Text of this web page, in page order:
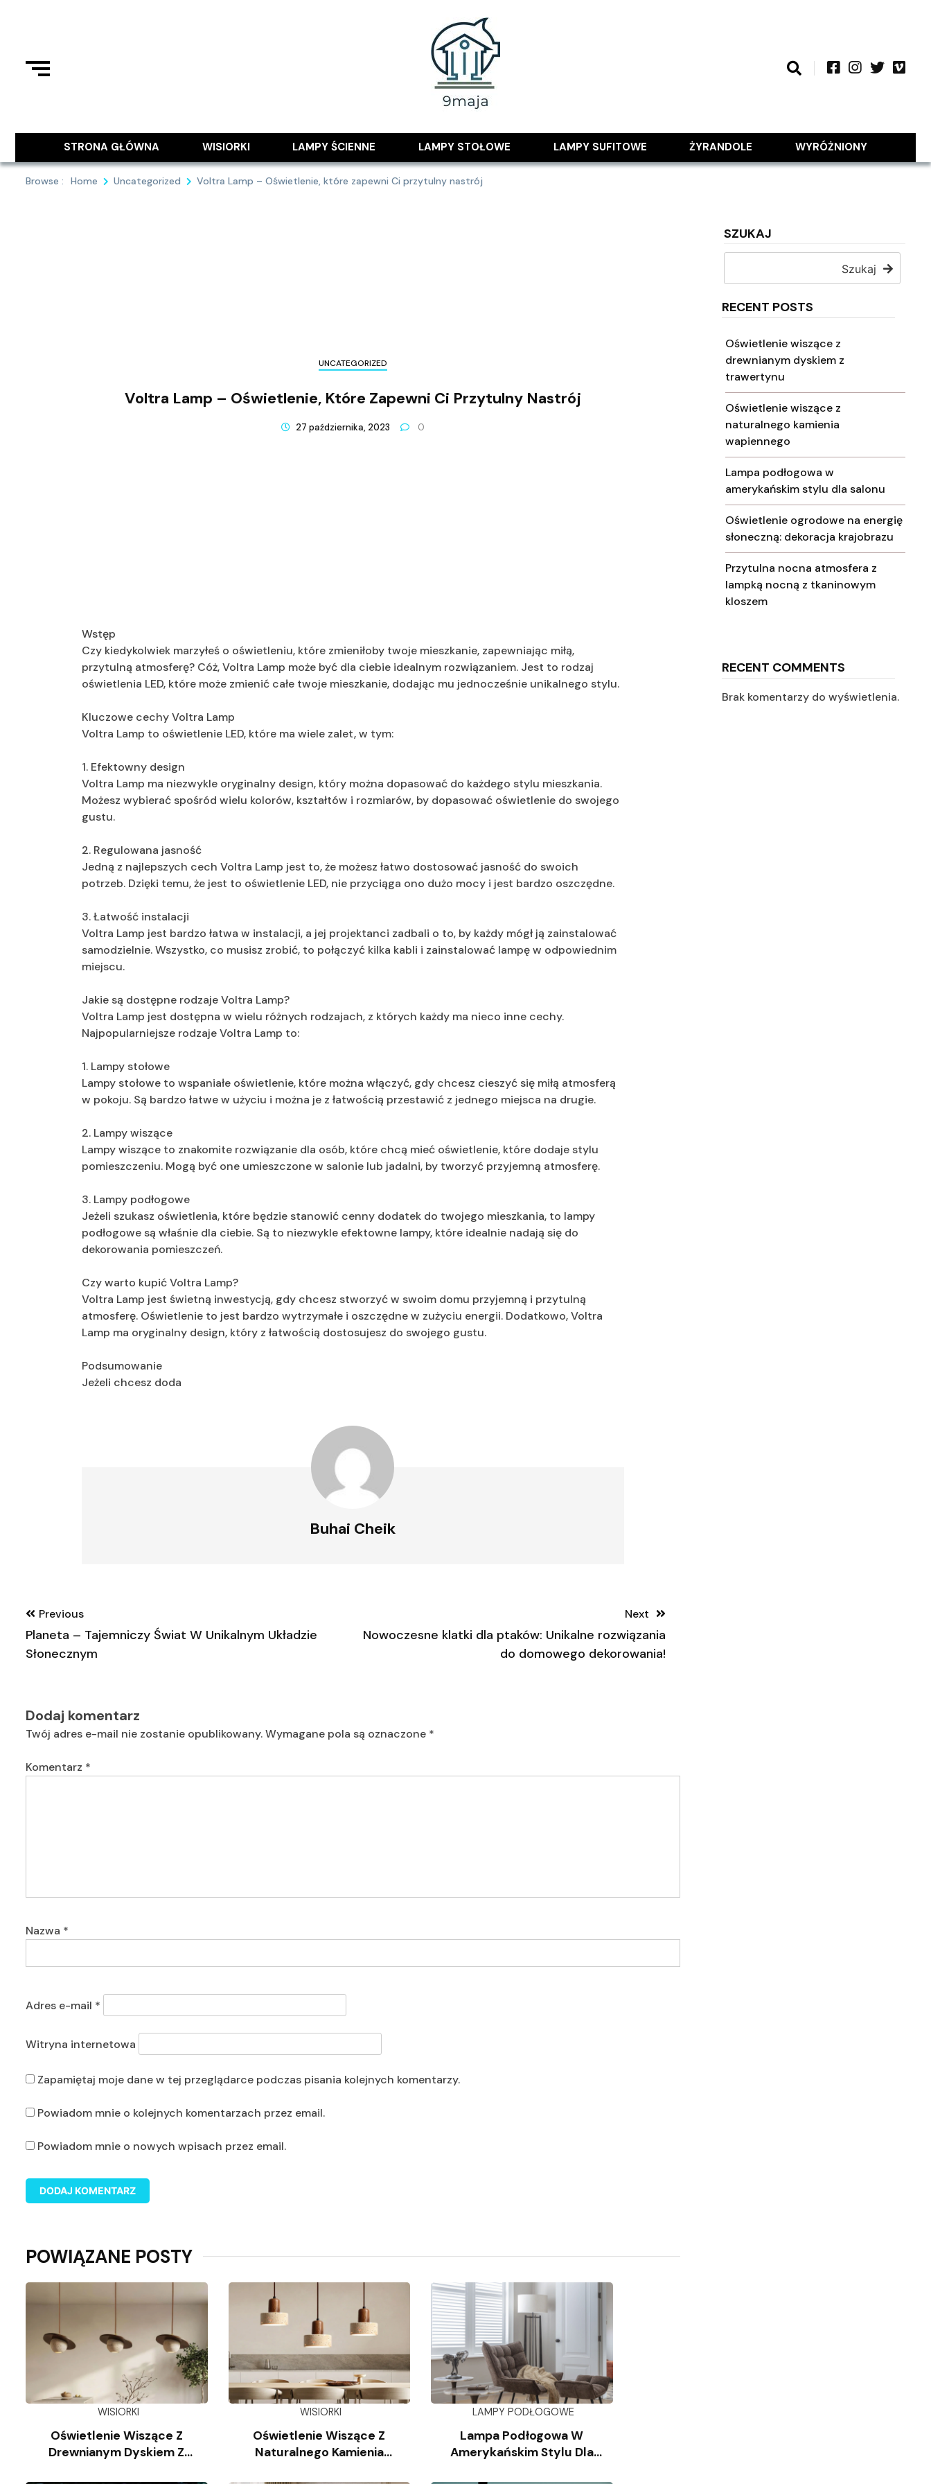
9MAJA
STRONA GŁÓWNA
WISIORKI LAMPY ŚCIENNE LAMPY STOŁOWE LAMPY SUFITOWE ŻYRANDOLE WYRÓŻNIONY
Browse : Home Uncategorized Voltra Lamp – Oświetlenie, które zapewni Ci przytulny nastrój
SZUKAJ
Szukaj
RECENT POSTS
Oświetlenie wiszące z
drewnianym dyskiem z
trawertynu
Oświetlenie wiszące z
naturalnego kamienia
wapiennego
Lampa podłogowa w
amerykańskim stylu dla salonu
Oświetlenie ogrodowe na energię
słoneczną: dekoracja krajobrazu
Przytulna nocna atmosfera z
lampką nocną z tkaninowym
kloszem
RECENT COMMENTS
Brak komentarzy do wyświetlenia.
UNCATEGORIZED
Voltra Lamp – Oświetlenie, Które Zapewni Ci Przytulny Nastrój
27 października, 2023 0
Wstęp
Czy kiedykolwiek marzyłeś o oświetleniu, które zmieniłoby twoje mieszkanie, zapewniając miłą,
przytulną atmosferę? Cóż, Voltra Lamp może być dla ciebie idealnym rozwiązaniem. Jest to rodzaj
oświetlenia LED, które może zmienić całe twoje mieszkanie, dodając mu jednocześnie unikalnego stylu.
Kluczowe cechy Voltra Lamp
Voltra Lamp to oświetlenie LED, które ma wiele zalet, w tym:
1. Efektowny design
Voltra Lamp ma niezwykle oryginalny design, który można dopasować do każdego stylu mieszkania.
Możesz wybierać spośród wielu kolorów, kształtów i rozmiarów, by dopasować oświetlenie do swojego
gustu.
2. Regulowana jasność
Jedną z najlepszych cech Voltra Lamp jest to, że możesz łatwo dostosować jasność do swoich
potrzeb. Dzięki temu, że jest to oświetlenie LED, nie przyciąga ono dużo mocy i jest bardzo oszczędne.
3. Łatwość instalacji
Voltra Lamp jest bardzo łatwa w instalacji, a jej projektanci zadbali o to, by każdy mógł ją zainstalować
samodzielnie. Wszystko, co musisz zrobić, to połączyć kilka kabli i zainstalować lampę w odpowiednim
miejscu.
Jakie są dostępne rodzaje Voltra Lamp?
Voltra Lamp jest dostępna w wielu różnych rodzajach, z których każdy ma nieco inne cechy.
Najpopularniejsze rodzaje Voltra Lamp to:
1. Lampy stołowe
Lampy stołowe to wspaniałe oświetlenie, które można włączyć, gdy chcesz cieszyć się miłą atmosferą
w pokoju. Są bardzo łatwe w użyciu i można je z łatwością przestawić z jednego miejsca na drugie.
2. Lampy wiszące
Lampy wiszące to znakomite rozwiązanie dla osób, które chcą mieć oświetlenie, które dodaje stylu
pomieszczeniu. Mogą być one umieszczone w salonie lub jadalni, by tworzyć przyjemną atmosferę.
3. Lampy podłogowe
Jeżeli szukasz oświetlenia, które będzie stanowić cenny dodatek do twojego mieszkania, to lampy
podłogowe są właśnie dla ciebie. Są to niezwykle efektowne lampy, które idealnie nadają się do
dekorowania pomieszczeń.
Czy warto kupić Voltra Lamp?
Voltra Lamp jest świetną inwestycją, gdy chcesz stworzyć w swoim domu przyjemną i przytulną
atmosferę. Oświetlenie to jest bardzo wytrzymałe i oszczędne w zużyciu energii. Dodatkowo, Voltra
Lamp ma oryginalny design, który z łatwością dostosujesz do swojego gustu.
Podsumowanie
Jeżeli chcesz doda
Buhai Cheik
Nawigacja
wpisu
Previous
Planeta – Tajemniczy Świat W Unikalnym Układzie
Słonecznym
Next
Nowoczesne klatki dla ptaków: Unikalne rozwiązania
do domowego dekorowania!
Dodaj komentarz
Twój adres e-mail nie zostanie opublikowany.Wymagane pola są oznaczone *
Komentarz *
Nazwa *
Adres e-mail *
Witryna internetowa
Zapamiętaj moje dane w tej przeglądarce podczas pisania kolejnych komentarzy.
Powiadom mnie o kolejnych komentarzach przez email.
Powiadom mnie o nowych wpisach przez email.
POWIĄZANE POSTY
WISIORKI
Oświetlenie Wiszące Z
Drewnianym Dyskiem Z
WISIORKI
Oświetlenie Wiszące Z
Naturalnego Kamienia
LAMPY PODŁOGOWE
Lampa Podłogowa W
Amerykańskim Stylu Dla